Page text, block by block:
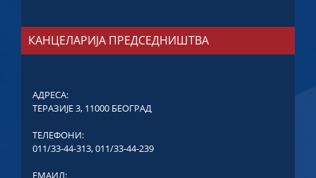
КАНЦЕЛАРИЈА ПРЕДСЕДНИШТВА
АДРЕСА:
ТЕРАЗИЈЕ 3, 11000 БЕОГРАД
ТЕЛЕФОНИ:
011/33-44-313,011/33-44-239
ЕМАИЛ: